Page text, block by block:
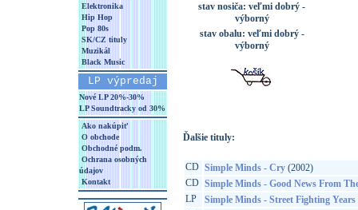
Elektronika
Hip Hop
Pop 80s
SK/CZ tituly
Muzikál
Black Music
LP výpredaj
Nové LP 20%-30%
LP Soundtracky od 30%
Ako nakúpiť
O obchode
Obchodné podm.
Ochrana osobných
údajov
Kontakt
stav nosiča: veľmi dobrý -
výborný
stav obalu: veľmi dobrý -
výborný
Ďalšie tituly:
CD Simple Minds - Cry(2002)
CD Simple Minds - Good News From
LP
Simple Minds - Street Fighting Years